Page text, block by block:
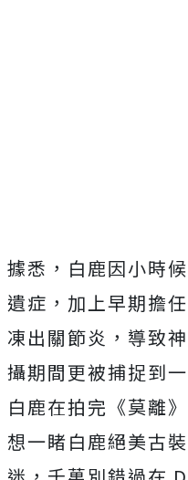
據悉，白鹿因小時
遺症， 加上早期擔
凍出關節炎， 導致
攝期間更被捕捉到
白鹿在拍完《莫離
想一睹白鹿絕美古